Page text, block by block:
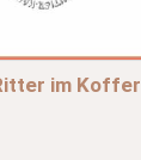
im Koffer